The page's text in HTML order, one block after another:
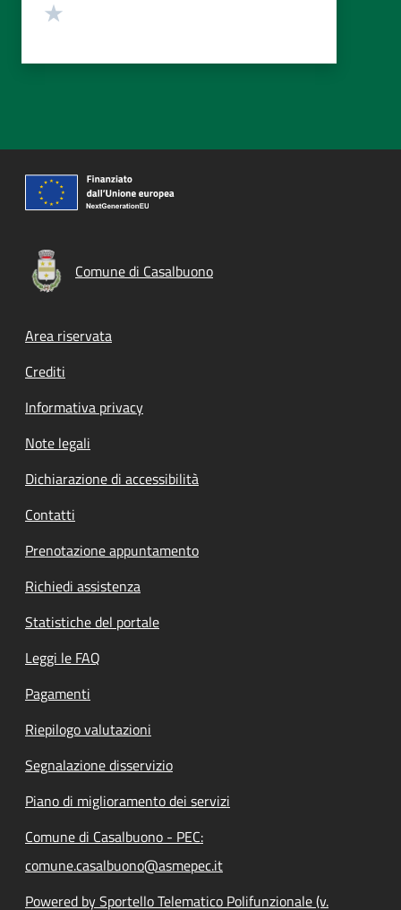
Comune di Casalbuono
Footer menu
Area riservata
Crediti
Informativa privacy
Note legali
Dichiarazione di accessibilità
Contatti
Prenotazione appuntamento
Richiedi assistenza
Statistiche del portale
Leggi le FAQ
Pagamenti
Riepilogo valutazioni
Segnalazione disservizio
Piano di miglioramento dei servizi
Comune di Casalbuono - PEC:
comune.casalbuono@asmepec.it
Powered by Sportello Telematico Polifunzionale (v.